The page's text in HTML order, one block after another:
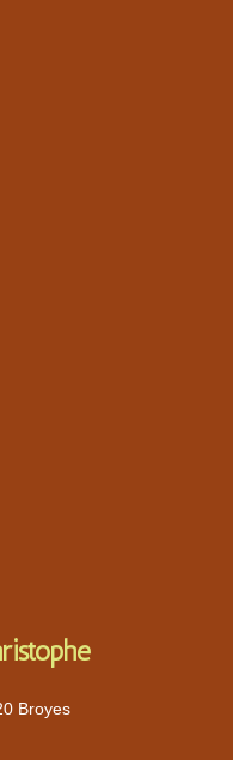
Broyes